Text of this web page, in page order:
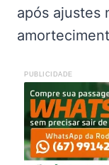
após ajustes
PUBLICIDADE